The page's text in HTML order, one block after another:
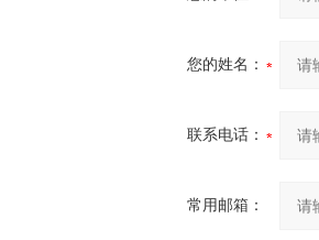
您的姓名：
联系电话：
常用邮箱：